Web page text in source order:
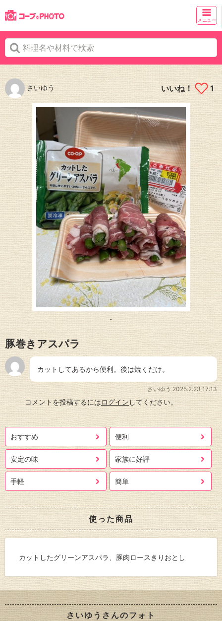
メニュー
さいゆう いいね！ 1
豚巻きアスパラ
カットしてあるから便利。後は焼くだけ。
さいゆう2025.2.23 17:13
コメントを投稿するにはログインしてください。
おすすめ 便利
安定の味 家族に好評
手軽 簡単
使った商品
カットしたグリーンアスパラ、豚肉ロースきりおとし
さいゆうさんのフォト